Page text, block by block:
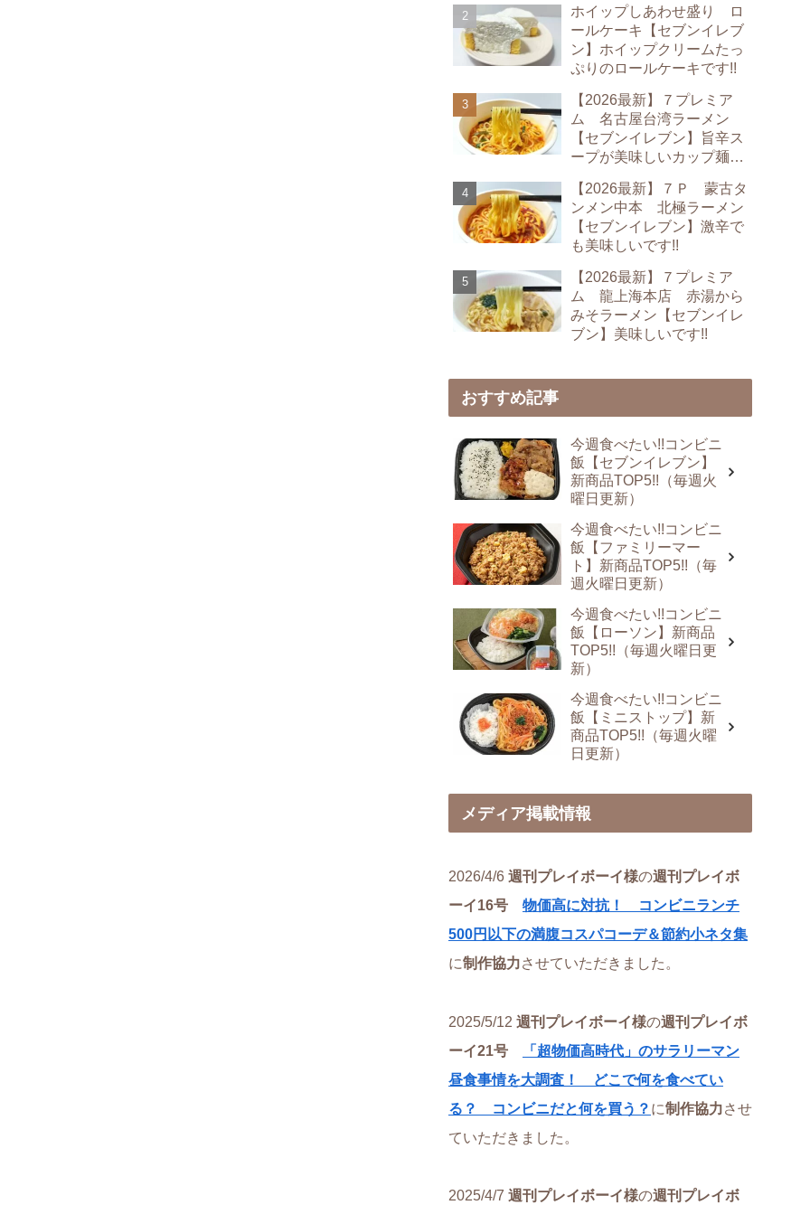
ホイップしあわせ盛り ロ
ールケーキ【セブンイレブ
ン】ホイップクリームたっ
ぷりのロールケーキです!!
【2026最新】７プレミア
ム 名古屋台湾ラーメン
【セブンイレブン】旨辛ス
ープが美味しいカップ麺で
【2026最新】７Ｐ 蒙古タ
ンメン中本 北極ラーメン
【セブンイレブン】激辛で
も美味しいです!!
【2026最新】７プレミア
ム 龍上海本店 赤湯から
みそラーメン【セブンイレ
ブン】美味しいです!!
おすすめ記事
今週食べたい!!コンビニ
飯【セブンイレブン】
新商品TOP5!!（毎週火
曜日更新）
今週食べたい!!コンビニ
飯【ファミリーマー
ト】新商品TOP5!!（毎
週火曜日更新）
今週食べたい!!コンビニ
飯【ローソン】新商品
TOP5!!（毎週火曜日更
新）
今週食べたい!!コンビニ
飯【ミニストップ】新
商品TOP5!!（毎週火曜
日更新）
メディア掲載情報
2026/4/6 週刊プレイボーイ様の週刊プレイボ
ーイ16号 物価高に対抗！ コンビニランチ
500円以下の満腹コスパコーデ＆節約小ネタ集
に制作協力させていただきました。
2025/5/12 週刊プレイボーイ様の週刊プレイボ
ーイ21号
「超物価高時代」のサラリーマン
昼食事情を大調査！ どこで何を食べてい
る？ コンビニだと何を買う？ に制作協力させ
ていただきました。
2025/4/7 週刊プレイボーイ様の週刊プレイボ